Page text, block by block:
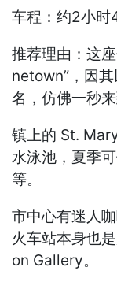
车程：约2小时
推荐理由：这
netown”，因
名，仿佛一秒来
镇上的 St.
水泳池，夏季
等。
市中心有迷人
火车站本身也
on Gallery。